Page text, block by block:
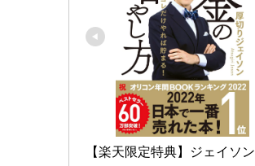
【楽天限定特典】ジェイソン